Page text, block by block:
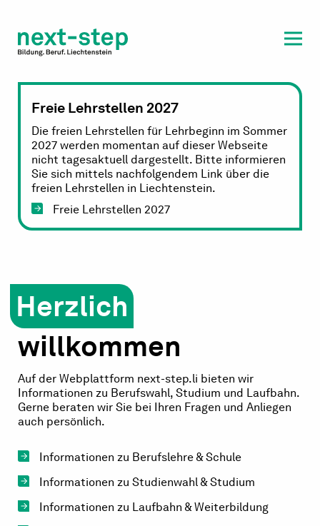
Beratung & Unterstützung
Freie Lehrstellen 2027
Die freien Lehrstellen für Lehrbeginn im Sommer
2027 werden momentan auf dieser Webseite
nicht tagesaktuell dargestellt. Bitte informieren
Sie sich mittels nachfolgendem Link über die
freien Lehrstellen in Liechtenstein.
Freie Lehrstellen 2027
Herzlich
willkommen
Auf der Webplattform next-step.li bieten wir
Informationen zu Berufswahl, Studium und Laufbahn.
Gerne beraten wir Sie bei Ihren Fragen und Anliegen
auch persönlich.
Informationen zu Berufslehre & Schule
Informationen zu Studienwahl & Studium
Informationen zu Laufbahn & Weiterbildung